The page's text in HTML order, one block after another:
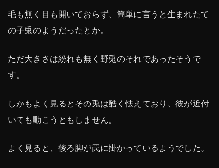
毛も無く目も開いておらず、簡単に言うと生まれたて
の子兎のようだったとか。
ただ大きさは紛れも無く野兎のそれであったそうで
す。
しかもよく見るとその兎は酷く怯えており、彼が近付
いても動こうともしません。
よく見ると、後ろ脚が罠に掛かっているようでした。